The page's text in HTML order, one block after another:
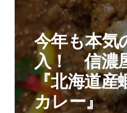
今年も本気
入！ 信濃
『北海道産
カレー』